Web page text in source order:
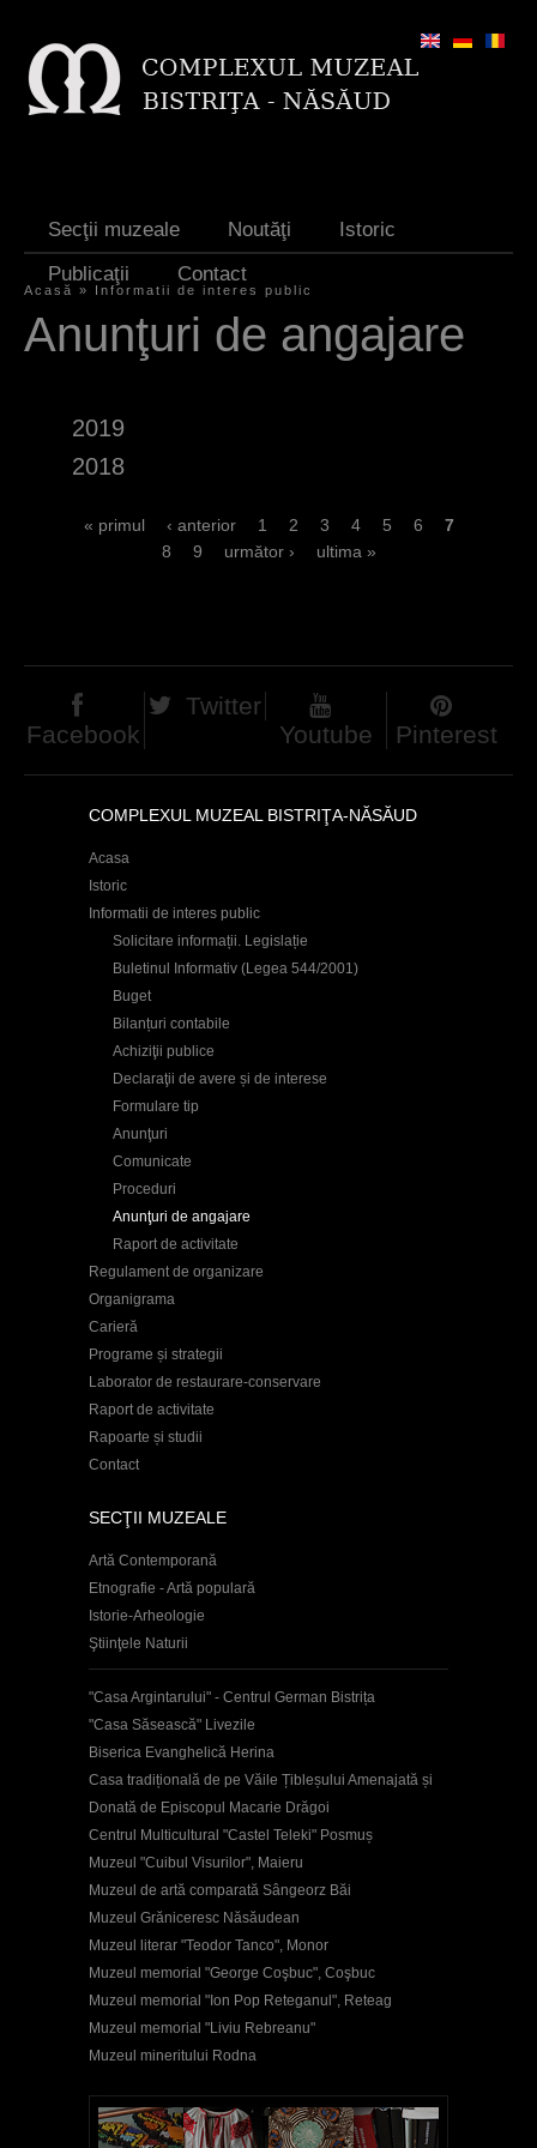
Secţii muzeale Noutăţi
Istoric
Publicaţii
Contact
E
Acasă » Informatii de interes public
Anunţuri de angajare
2019
2018
P
n
i
« primul ‹ anterior 1 2 3 4 5 6
7
8
9 următor › ultima »
Facebook
Twitter
Youtube
Pinterest
COMPLEXUL MUZEAL BISTRIŢA-NĂSĂUD
Acasa
Istoric
Informatii de interes public
Solicitare informații. Legislație
Buletinul Informativ (Legea 544/2001)
Buget
Bilanțuri contabile
Achiziţii publice
Declaraţii de avere și de interese
Formulare tip
Anunţuri
Comunicate
Proceduri
Anunţuri de angajare
Raport de activitate
Regulament de organizare
Organigrama
Carieră
Programe și strategii
Laborator de restaurare-conservare
Raport de activitate
Rapoarte și studii
Contact
SECŢII MUZEALE
Artă Contemporană
Etnografie - Artă populară
Istorie-Arheologie
Ştiinţele Naturii
"Casa Argintarului" - Centrul German Bistrița
"Casa Săsească" Livezile
Biserica Evanghelică Herina
Casa tradițională de pe Văile Țibleșului Amenajată și
Donată de Episcopul Macarie Drăgoi
Centrul Multicultural "Castel Teleki" Posmuș
Muzeul "Cuibul Visurilor", Maieru
Muzeul de artă comparată Sângeorz Băi
Muzeul Grăniceresc Năsăudean
Muzeul literar "Teodor Tanco", Monor
Muzeul memorial "George Coşbuc", Coşbuc
Muzeul memorial "Ion Pop Reteganul", Reteag
Muzeul memorial "Liviu Rebreanu"
Muzeul mineritului Rodna